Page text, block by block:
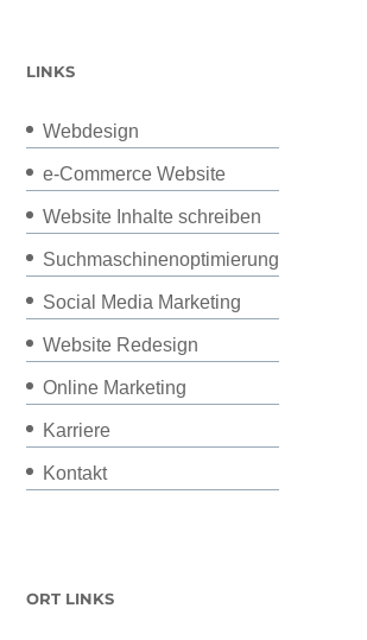
LINKS
Webdesign
e-Commerce Website
Website Inhalte schreiben
Suchmaschinenoptimierung
Social Media Marketing
Website Redesign
Online Marketing
Karriere
Kontakt
ORT LINKS